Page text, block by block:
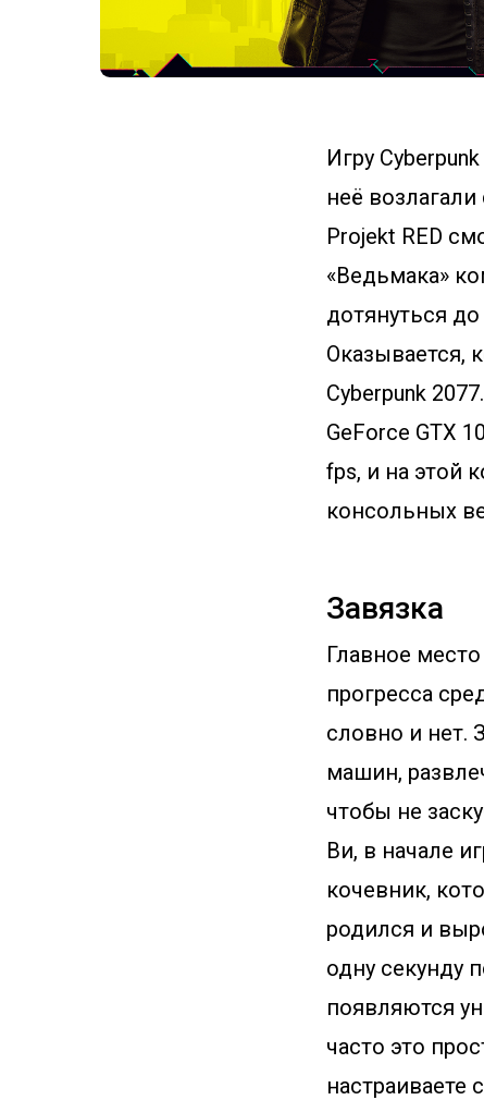
Игру
неё
Projekt RED
«Ведьмака»
дотянуться
Оказывается,
Cyberpunk
GeForce GTX
fps, и на этой
консольных
Завязка
Главное
прогресса
словно и нет.
машин,
чтобы не
Ви, в начале
кочевник,
родился и
одну секунду
появляются
часто это